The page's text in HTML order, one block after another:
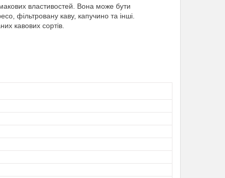
властивостей. Вона може бути
фільтровану каву, капучино та інші.
кавових сортів.